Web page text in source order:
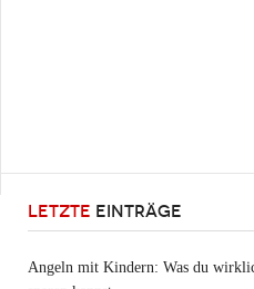
LETZTE EINTRÄGE
Angeln mit Kindern: Was du